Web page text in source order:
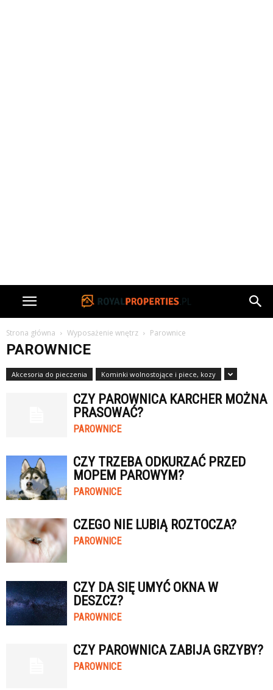
Strona główna Wyposażenie wnętrz Parownice
PAROWNICE
Akcesoria do pieczenia Kominki wolnostojące i piece, kozy
CZY PAROWNICA KARCHER MOŻNA
PRASOWAĆ?
PAROWNICE
CZY TRZEBA ODKURZAĆ PRZED
MOPEM PAROWYM?
PAROWNICE
CZEGO NIE LUBIĄ ROZTOCZA?
PAROWNICE
CZY DA SIĘ UMYĆ OKNA W
DESZCZ?
PAROWNICE
CZY PAROWNICA ZABIJA GRZYBY?
PAROWNICE